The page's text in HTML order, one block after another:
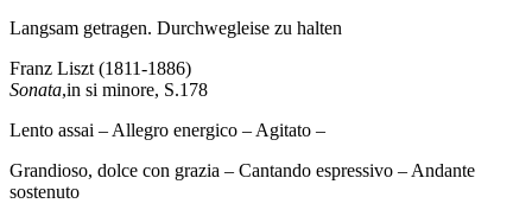
Langsam getragen. Durchwegleise zu halten
Franz Liszt (1811-1886)
Sonata,in si minore, S.178
Lento assai – Allegro energico – Agitato –
Grandioso, dolce con grazia – Cantando espressivo – Andante
sostenuto